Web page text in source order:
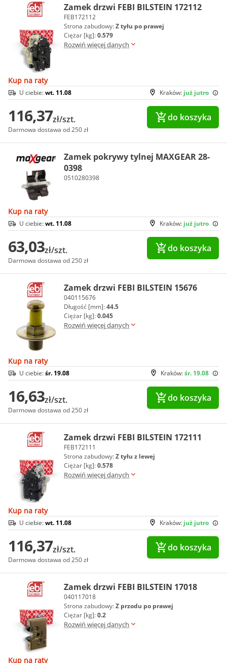
Zamek drzwi FEBI BILSTEIN 172112
FEB172112
Strona zabudowy:Z tyłu po prawej
Ciężar [kg]:0.579
Rozwiń więcej danych
Kup na raty
Kraków: już jutro
U ciebie:wt. 11.08
116,37zł/szt.
Darmowa dostawa od 250 zł
do koszyka
Zamek pokrywy tylnej MAXGEAR 28-
0398
0510280398
Kup na raty
Kraków: już jutro
U ciebie:wt. 11.08
63,03zł/szt.
Darmowa dostawa od 250 zł
do koszyka
Zamek drzwi FEBI BILSTEIN 15676
040115676
Długość [mm]:44.5
Ciężar [kg]:0.045
Rozwiń więcej danych
Kup na raty
Kraków:śr. 19.08
U ciebie:śr. 19.08
16,63zł/szt.
Darmowa dostawa od 250 zł
do koszyka
Zamek drzwi FEBI BILSTEIN 172111
FEB172111
Strona zabudowy:Z tyłu z lewej
Ciężar [kg]:0.578
Rozwiń więcej danych
Kup na raty
Kraków: już jutro
U ciebie:wt. 11.08
116,37zł/szt.
Darmowa dostawa od 250 zł
do koszyka
Zamek drzwi FEBI BILSTEIN 17018
040117018
Strona zabudowy:Z przodu po prawej
Ciężar [kg]:0.2
Rozwiń więcej danych
Kup na raty